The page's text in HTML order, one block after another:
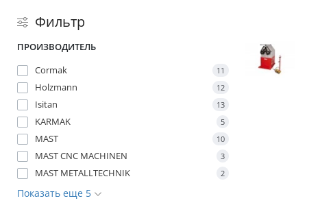
Фильтр
ПРОИЗВОДИТЕЛЬ
Cormak
11
Holzmann 12
Isitan 13
KARMAK 5
MAST 10
MAST CNC MACHINEN 3
MAST METALLTECHNIK 2
Показать еще 5